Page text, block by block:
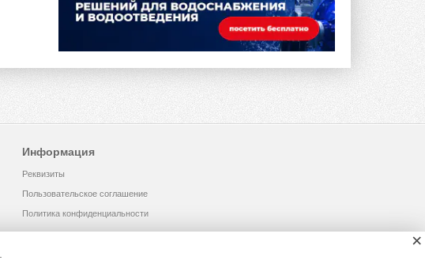
Информация
Реквизиты
Пользовательское соглашение
Политика конфиденциальности
×